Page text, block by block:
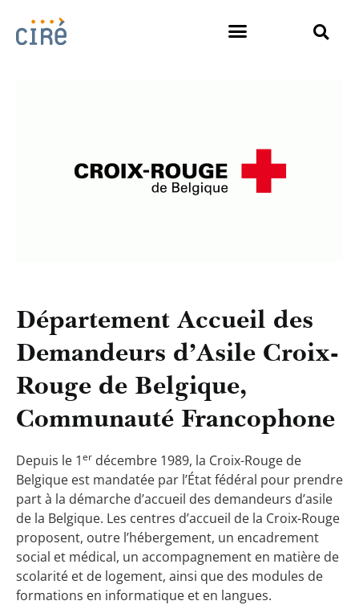
Département Accueil des
Demandeurs d’Asile Croix-
Rouge de Belgique,
Communauté Francophone
Depuis le 1er décembre 1989, la Croix-Rouge de
Belgique est mandatée par l’État fédéral pour prendre
part à la démarche d’accueil des demandeurs d’asile
de la Belgique. Les centres d’accueil de la Croix-Rouge
proposent, outre l’hébergement, un encadrement
social et médical, un accompagnement en matière de
scolarité et de logement, ainsi que des modules de
formations en informatique et en langues.